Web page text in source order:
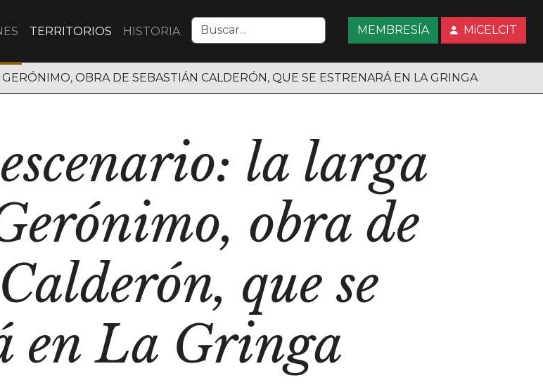
MEMBRESÍA MiCELCIT
TERRITORIOS HISTORIA
OBRA DE SEBASTIÁN CALDERÓN, QUE SE ESTRENARÁ EN LA GRINGA
la larga
obra de
que se
en La Gringa